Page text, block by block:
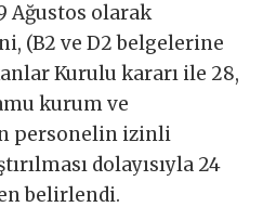
Ağustos olarak
(B2 ve D2 belgelerine
Kurulu kararı ile 28,
kurum ve
personelin izinli
dolayısıyla 24
belirlendi.